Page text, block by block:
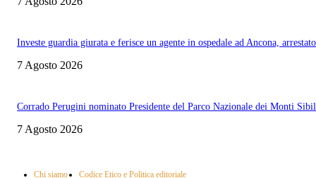
Investe guardia giurata e ferisce un agente in ospedale ad Ancona, arrestato
7 Agosto 2026
Corrado Perugini nominato Presidente del Parco Nazionale dei Monti
7 Agosto 2026
Chi siamo Codice Etico e Politica editoriale